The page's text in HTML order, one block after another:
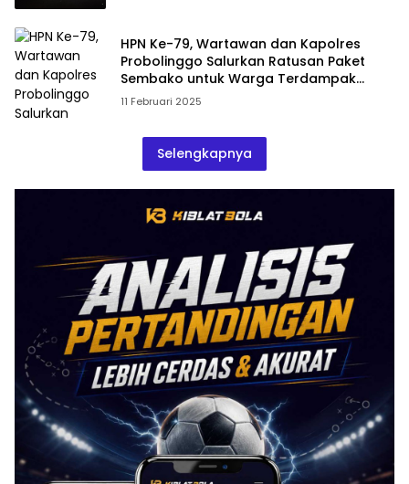
HPN Ke-79, Wartawan dan Kapolres
Probolinggo Salurkan Ratusan Paket
Sembako untuk Warga Terdampak
Banjir
11 Februari 2025
Selengkapnya